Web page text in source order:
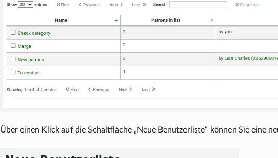
Über einen Klick auf die Schaltfläche „Neue Benutzerliste“ können Sie eine